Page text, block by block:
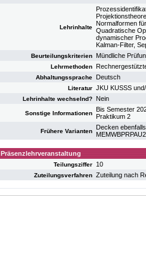
Lehrinhalte
Normalformen
Quadratische
dynamischer
Kalman-Filter,
Beurteilungskriterien Mündliche
Lehrmethoden
Abhaltungssprache Deutsch
Literatur JKU KUSSS
Lehrinhalte wechselnd? Nein
Sonstige Informationen
Bis Semester
Praktikum 2
Frühere Varianten
Decken
Präsenzlehrveranstaltung
Teilungsziffer 10
Zuteilungsverfahren Zuteilung nach